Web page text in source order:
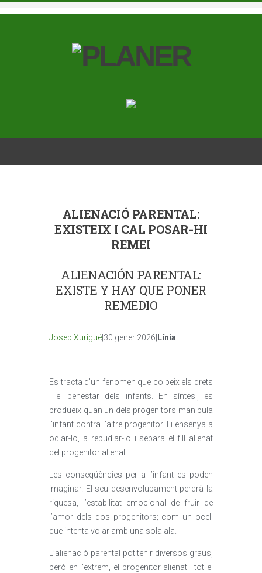
ALIENACIÓ PARENTAL:
EXISTEIX I CAL POSAR-HI
REMEI
ALIENACIÓN PARENTAL:
EXISTE Y HAY QUE PONER
REMEDIO
Josep Xurigué |30 gener 2026| Línia
Es tracta d’un fenomen que colpeix els drets
i el benestar dels infants. En síntesi, es
produeix quan un dels progenitors manipula
l’infant contra l’altre progenitor. Li ensenya a
odiar-lo, a repudiar-lo i separa el fill alienat
del progenitor alienat.
Les conseqüències per a l’infant es poden
imaginar. El seu desenvolupament perdrà la
riquesa, l’estabilitat emocional de fruir de
l’amor dels dos progenitors; com un ocell
que intenta volar amb una sola ala.
L’alienació parental pot tenir diversos graus,
però en l’extrem, el progenitor alienat i tot el